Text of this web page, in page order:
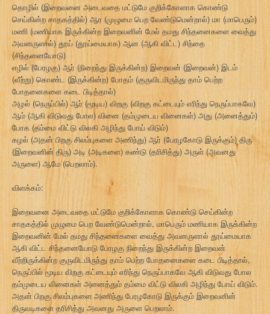
தொழில் (இறைவனை அடைவதை மட்டுமே குறிக்கோளாக கொண்டு
செய்கின்ற சாதகத்தில்) ஆர (முழுமை பெற வேண்டுமென்றால்) மா (மாபெரும்)
மணி (மணியாக இருக்கின்ற இறைவனின் மேல் தமது சிந்தனைகளை வைத்து
அவனருளால்) தூய் (தூய்மையாக) ஆன (ஆகி விட்ட) சிந்தை
(சிந்தனையோடு)
எழில் (பேரழகு) ஆர் (நிறைந்து இருக்கின்ற) இறைவன் (இறைவன்) இடம்
(வீற்று) கொண்ட (இருக்கின்ற) போதம் (குருவிடமிருந்து தாம் பெற்ற
போதனைகளை கடை பிடித்தால்)
அழல் (நெருப்பில்) ஆர் (மூடிய) விறகு (விறகு கட்டையும் எரிந்து நெருப்பாகவே)
ஆம் (ஆகி விடுவது போல) வினை (தம்முடைய வினைகள்) அது (அனைத்தும்)
போக (தம்மை விட்டு விலகி அழிந்து போய் விடும்)
கழல் (அதன் பிறகு சிலம்புகளை அணிந்து) ஆர் (பேரழகோடு இருக்கும்) திரு
(இறைவனின் திரு) அடி (அடிகளை) கண்டு (தரிசித்து) அருள் (அவனது
அருளை) ஆமே (பெறலாம்).
விளக்கம்:
இறைவனை அடைவதை மட்டுமே குறிக்கோளாக கொண்டு செய்கின்ற
சாதகத்தில் முழுமை பெற வேண்டுமென்றால், மாபெரும் மணியாக இருக்கின்ற
இறைவனின் மேல் தமது சிந்தனைகளை வைத்து அவனருளால் தூய்மையாக
ஆகி விட்ட சிந்தனையோடு பேரழகு நிறைந்து இருக்கின்ற இறைவன்
வீற்றிருக்கின்ற குருவிடமிருந்து தாம் பெற்ற போதனைகளை கடை பிடித்தால்,
நெருப்பில் மூடிய விறகு கட்டையும் எரிந்து நெருப்பாகவே ஆகி விடுவது போல
தம்முடைய வினைகள் அனைத்தும் தம்மை விட்டு விலகி அழிந்து போய் விடும்.
அதன் பிறகு சிலம்புகளை அணிந்து பேரழகோடு இருக்கும் இறைவனின்
திருவடிகளை தரிசித்து அவனது அருளை பெறலாம்.